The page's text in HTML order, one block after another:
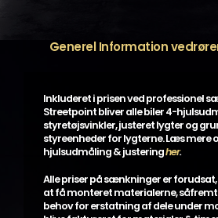
Generel Information
Inkluderet i prisen ved professionel
Streetpoint bliver alle biler 4-
styretøjsvinkler, justeret lygter og
styreenheder for lygterne. Læs mere
hjulsudmåling & justeringher.
Alle priser på sænkninger er forudsat,
at få monteret materialerne,
behov for erstatning af dele under